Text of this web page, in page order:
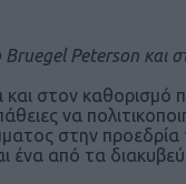
Bruegel Peterson
στον καθορισμό
να
στην προεδρία
ένα από τα